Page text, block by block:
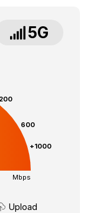
5G
200
600
+1000
Mbps
Upload